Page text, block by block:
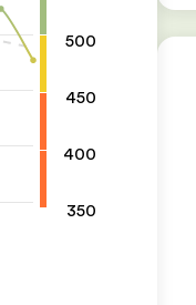
500
450
400
350